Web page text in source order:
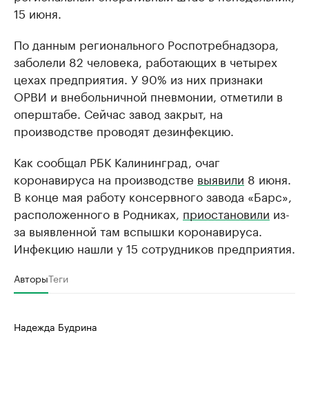
15 июня.
По данным регионального Роспотребнадзора,
заболели 82 человека, работающих в четырех
цехах предприятия. У 90% из них признаки
ОРВИ и внебольничной пневмонии, отметили в
оперштабе. Сейчас завод закрыт, на
производстве проводят дезинфекцию.
Как сообщал РБК Калининград, очаг
коронавируса на производстве выявили 8 июня.
В конце мая работу консервного завода «Барс»,
расположенного в Родниках, приостановили из-
за выявленной там вспышки коронавируса.
Инфекцию нашли у 15 сотрудников предприятия.
АвторыТеги
Надежда Будрина